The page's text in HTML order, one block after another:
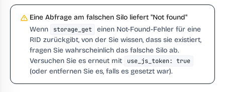
Eine Abfrage am falschen Silo liefert "Not found"
Wenn
storage_get
einen Not-Found-Fehler für eine
RID zurückgibt, von der Sie wissen, dass sie existiert,
fragen Sie wahrscheinlich das falsche Silo ab.
Versuchen Sie es erneut mit
use_js_token: true
(oder entfernen Sie es, falls es gesetzt war).